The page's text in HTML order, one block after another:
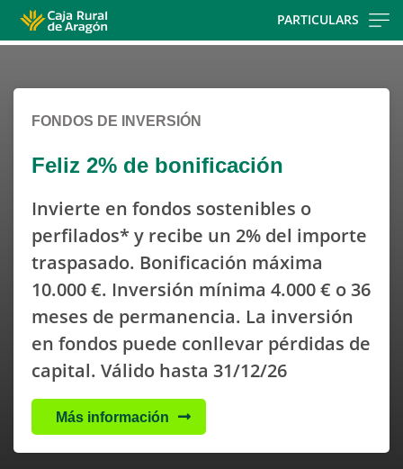
PARTICULARS
favorfavor
FONDOS DE INVERSIÓN
Feliz 2% de bonificación
Invierte en fondos sostenibles o
perfilados* y recibe un 2% del importe
traspasado. Bonificación máxima
10.000 €. Inversión mínima 4.000 € o 36
meses de permanencia. La inversión
en fondos puede conllevar pérdidas de
capital. Válido hasta 31/12/26
Más información